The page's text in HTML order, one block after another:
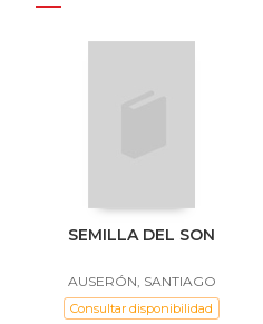
SEMILLA DEL SON
AUSERÓN, SANTIAGO
Consultar disponibilidad